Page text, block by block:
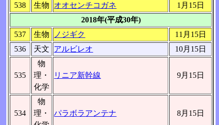
538
生物 オオセンチコガネ
1月15日
2018年(平成30年)
537
生物 ノジギク
11月15日
536
天文 アルビレオ 10月15日
535
物
理・
化学
リニア新幹線 9月15日
534
物
理・
パラボラアンテナ 8月15日